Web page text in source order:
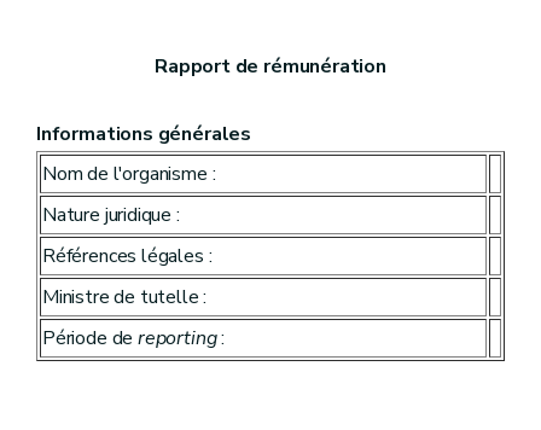
Rapport de rémunération
Informations générales
Nom de l'organisme :
Nature juridique :
Références légales :
Ministre de tutelle :
Période dereporting: